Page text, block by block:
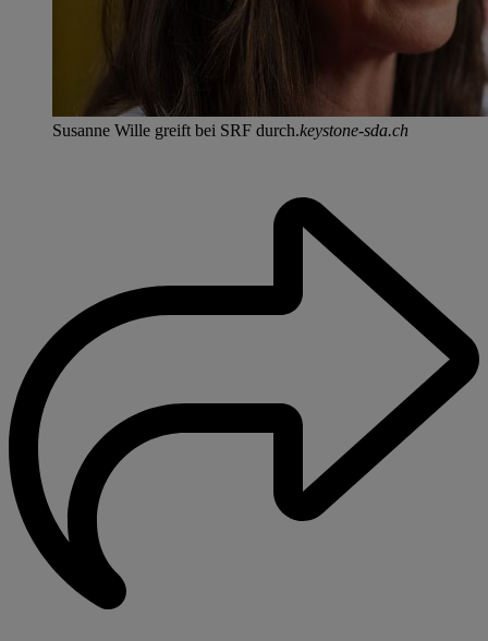
Susanne Wille greift bei SRF durch.keystone-sda.ch